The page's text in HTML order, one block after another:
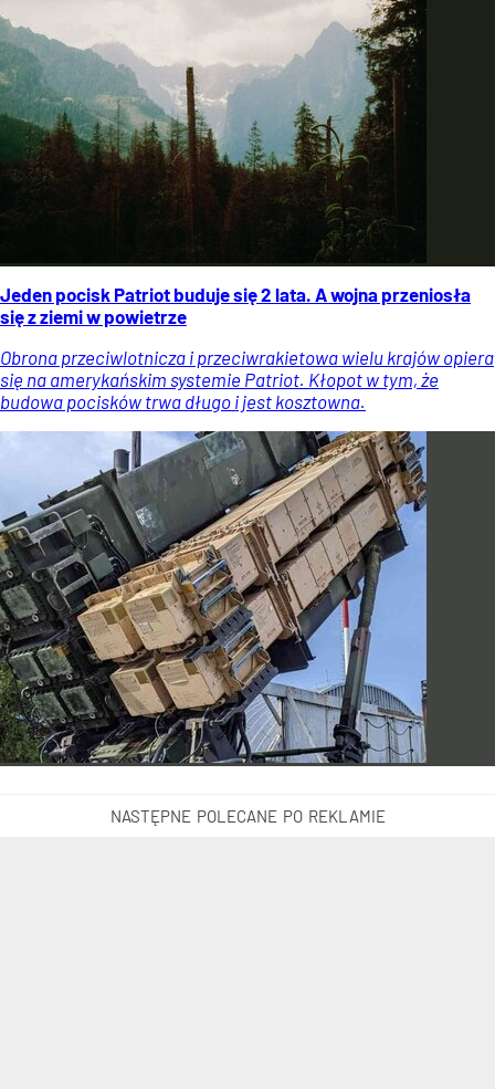
Jeden pocisk Patriot buduje się 2 lata. A wojna przeniosła
się z ziemi w powietrze
Obrona przeciwlotnicza i przeciwrakietowa wielu krajów opiera
się na amerykańskim systemie Patriot. Kłopot w tym, że
budowa pocisków trwa długo i jest kosztowna.